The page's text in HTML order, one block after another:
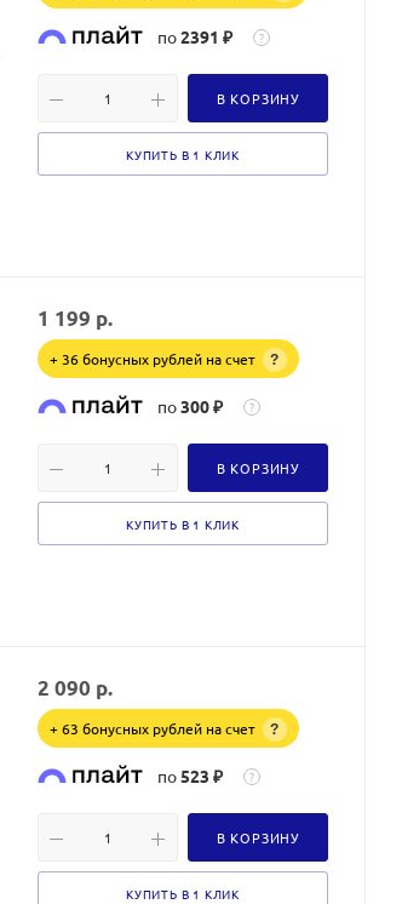
по2391 ₽ ?
В КОРЗИНУ
КУПИТЬ В 1 КЛИК
1 199 р.
+ 36 бонусных рублей на счет ?
по300 ₽ ?
В КОРЗИНУ
КУПИТЬ В 1 КЛИК
2 090 р.
+ 63 бонусных рублей на счет ?
по 523 ₽ ?
В КОРЗИНУ
КУПИТЬ В 1 КЛИК